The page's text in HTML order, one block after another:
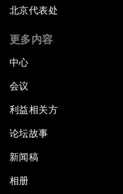
北京代表处
更多内容
中心
会议
利益相关方
论坛故事
新闻稿
相册